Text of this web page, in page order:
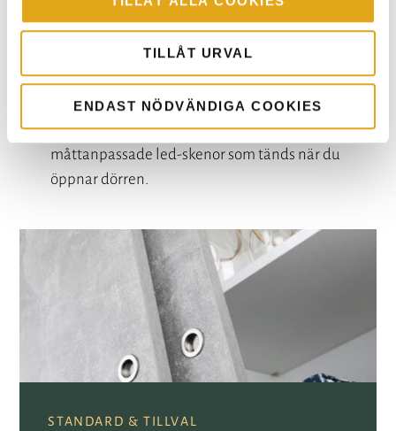
TILLÅT URVAL
ENDAST NÖDVÄNDIGA COOKIES
Belysning
Att bygga in belysning i hallgarderoben är ett
smart sätt att skapa överblick och minska
frustration. Med din måttanpassade Mirro-
förvaring kan du till exempel enkelt få
måttanpassade led-skenor som tänds när du
öppnar dörren.
STANDARD & TILLVAL